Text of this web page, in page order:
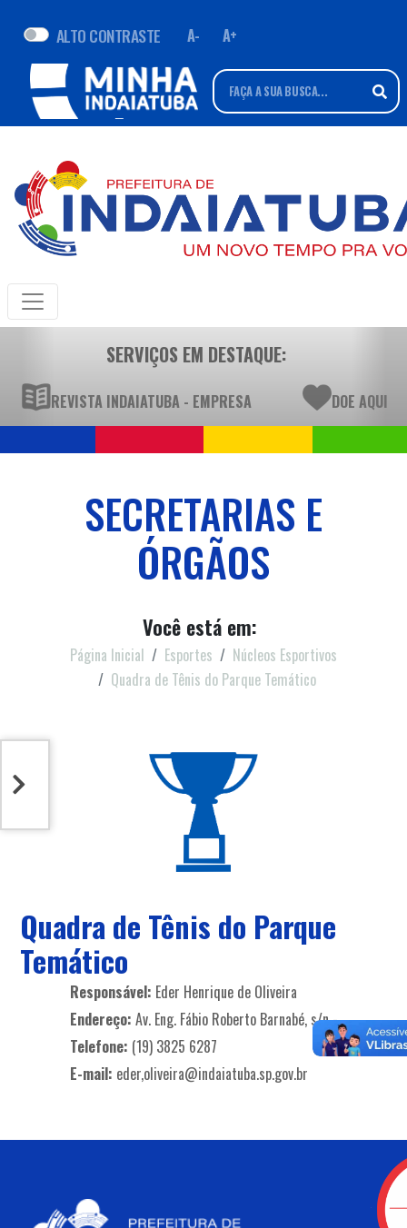
ALTO CONTRASTE A- A+
SERVIÇOS EM DESTAQUE:
REVISTA INDAIATUBA - EMPRESA DOE AQUI
SECRETARIAS E
ÓRGÃOS
Você está em:
Página Inicial Esportes
Núcleos Esportivos
Quadra de Tênis do Parque Temático
Quadra de Tênis do Parque
Temático
Responsável: Eder Henrique de Oliveira
Endereço: Av. Eng. Fábio Roberto Barnabé, s/n -
Telefone: (19) 3825 6287
E-mail: eder,oliveira@indaiatuba.sp.gov.br